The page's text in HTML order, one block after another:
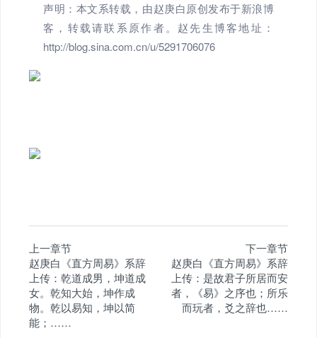
声明：本文系转载，由赵庚白原创发布于新浪博
客，转载请联系原作者。赵先生博客地址：
http://blog.sina.com.cn/u/5291706076
上一章节
赵庚白《直方周易》系辞
上传：乾道成男，坤道成
女。乾知大始，坤作成
物。乾以易知，坤以简
能；……
下一章节
赵庚白《直方周易》系辞
上传：是故君子所居而安
者，《易》之序也；所乐
而玩者，爻之辞也……